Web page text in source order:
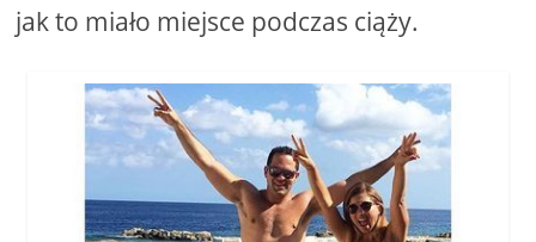
jak to miało miejsce podczas ciąży.